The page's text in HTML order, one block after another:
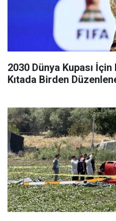
2030 Dünya Kupası
Kıtada Birden